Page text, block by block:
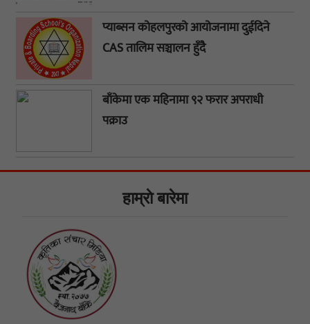
प्याब्सन कोहलपुरको आयोजनामा दुईदिने
CAS तालिम सञ्चालन हुँदै
बाँकेमा एक महिनामा ९२ फरार अपराधी
पक्राउ
हाम्राे बारेमा